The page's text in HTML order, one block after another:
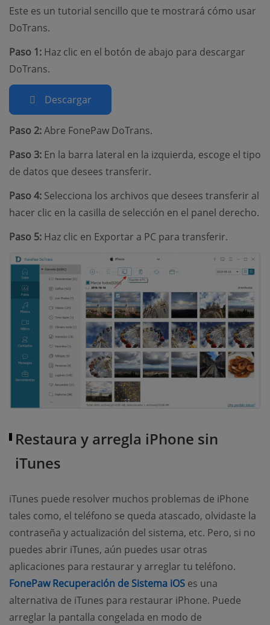
Este es un tutorial sencillo que te mostrará cómo usar
DoTrans.
Paso 1: Haz clic en el botón de abajo para descargar
DoTrans.
Descargar
Paso 2:Abre FonePaw DoTrans.
Paso 3: En la barra lateral en la izquierda, escoge el tipo
de datos que desees transferir.
Paso 4: Selecciona los archivos que desees transferir al
hacer clic en la casilla de selección en el panel derecho.
Paso 5: Haz clic en Exportar a PC para transferir.
Restaura y arregla iPhone sin
iTunes
iTunes puede resolver muchos problemas de iPhone
tales como, el teléfono se queda atascado, olvidaste la
contraseña y actualización del sistema, etc. Pero, si no
puedes abrir iTunes, aún puedes usar otras
aplicaciones para restaurar y arreglar tu teléfono.
FonePaw Recuperación de Sistema iOS (opens new
es una
alternativa de iTunes para restaurar iPhone. Puede
arreglar la pantalla congelada en modo de